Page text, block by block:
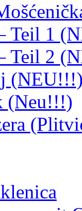
Teil 1
Teil 2
(Neu!!!)